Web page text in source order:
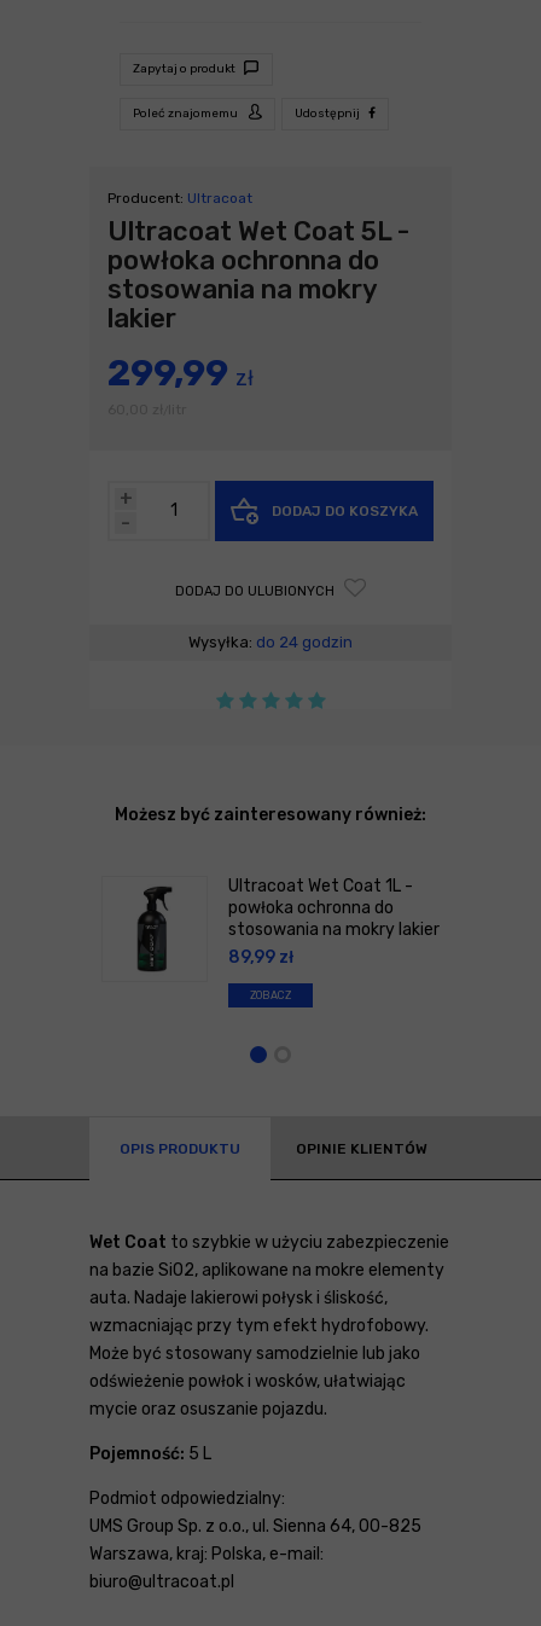
Zapytaj o produkt
Poleć znajomemu Udostępnij
Producent: Ultracoat
Ultracoat Wet Coat 5L -
powłoka ochronna do
stosowania na mokry
lakier
299,99 zł
-
+
DODAJ DO KOSZYKA
DODAJ DO ULUBIONYCH
Wysyłka: do 24 godzin
Możesz być zainteresowany również:
Ultracoat Wet Coat 1L -
powłoka ochronna do
stosowania na mokry lakier
89,99 zł
ZOBACZ
OPIS PRODUKTU OPINIE KLIENTÓW
Wet Coat to szybkie w użyciu zabezpieczenie
na bazie SiO2, aplikowane na mokre elementy
auta. Nadaje lakierowi połysk i śliskość,
wzmacniając przy tym efekt hydrofobowy.
Może być stosowany samodzielnie lub jako
odświeżenie powłok i wosków, ułatwiając
mycie oraz osuszanie pojazdu.
Pojemność: 5 L
Podmiot odpowiedzialny:
UMS Group Sp. z o.o., ul. Sienna 64, 00-825
Warszawa, kraj: Polska, e-mail:
biuro@ultracoat.pl